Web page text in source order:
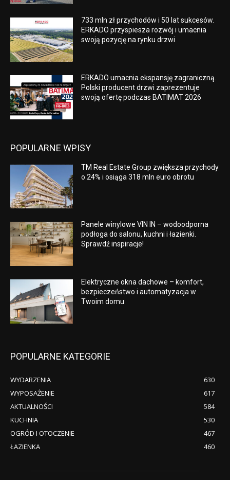
733 mln zł przychodów i 50 lat sukcesów.
ERKADO przyspiesza rozwój i umacnia
swoją pozycję na rynku drzwi
ERKADO umacnia ekspansję zagraniczną.
Polski producent drzwi zaprezentuje
swoją ofertę podczas BATIMAT 2026
POPULARNE WPISY
TM Real Estate Group zwiększa przychody
o 24% i osiąga 318 mln euro obrotu
Panele winylowe VIN IN – wodoodporna
podłoga do salonu, kuchni i łazienki.
Sprawdź inspiracje!
Elektryczne okna dachowe – komfort,
bezpieczeństwo i automatyzacja w
Twoim domu
POPULARNE KATEGORIE
WYDARZENIA
630
WYPOSAŻENIE
617
AKTUALNOŚCI
584
KUCHNIA
530
OGRÓD I OTOCZENIE
467
ŁAZIENKA
460